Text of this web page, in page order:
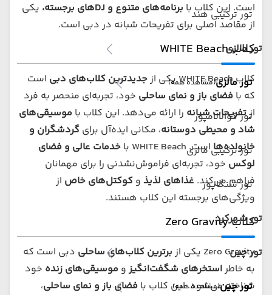
تور ترکیبی هند
تور مالزی
تور مالزی(مشاهده همه)
تور کوالالامپور
تور ترکیبی مالزی
تور سنگاپور
تور شهرکرد
تور چین
تور چین(مشاهده همه)
است. این کلاب با برنامه‌های متنوع و DJ‌های برجسته، یکی
از مقاصد اصلی برای تفریحات شبانه در دبی است.
کلاب WHITE Beach
کلاب WHITE Beach یکی از جدیدترین کلاب‌های دبی است
که با فضای باز و نمای ساحلی خود، تجربه‌ای منحصر به فرد
ازتفریحات شبانه را ارائه می‌دهد. این کلاب با موسیقی‌های
شاد و محیطی دوستانه، مکانی ایده‌آل برای گردشگران و
خانواده‌هااست. WHITE Beach با خدمات عالی و فضای
لوکس خود، تجربه‌ای فراموش‌نشدنی را برای مهمانان
فراهم می‌کند. غذاهای لذیذ و کوکتل‌های خاص از
ویژگی‌های برجسته این کلاب هستند.
کلاب Zero Gravity
Zero Gravity یکی از برترین کلاب‌های ساحلی دبی است که
به خاطراستخرهای شگفت‌انگیزو موسیقی‌های زنده خود
شناخته می‌شود. این کلاب با فضای باز و نمای ساحلی،